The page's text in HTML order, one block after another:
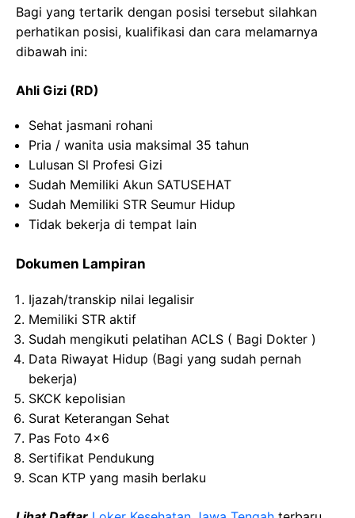
Bagi yang tertarik dengan posisi tersebut silahkan
perhatikan posisi, kualifikasi dan cara melamarnya
dibawah ini:
Ahli Gizi (RD)
Sehat jasmani rohani
Pria / wanita usia maksimal 35 tahun
Lulusan Sl Profesi Gizi
Sudah Memiliki Akun SATUSEHAT
Sudah Memiliki STR Seumur Hidup
Tidak bekerja di tempat lain
Dokumen Lampiran
Ijazah/transkip nilai legalisir
Memiliki STR aktif
Sudah mengikuti pelatihan ACLS ( Bagi Dokter )
Data Riwayat Hidup (Bagi yang sudah pernah
bekerja)
SKCK kepolisian
Surat Keterangan Sehat
Pas Foto 4×6
Sertifikat Pendukung
Scan KTP yang masih berlaku